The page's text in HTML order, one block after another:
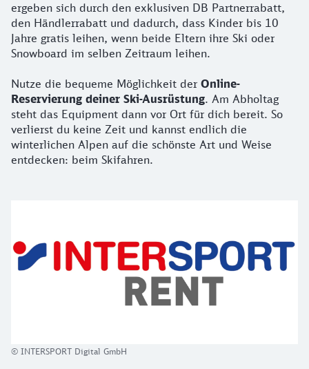
ergeben sich durch den exklusiven DB Partnerrabatt,
den Händlerrabatt und dadurch, dass Kinder bis 10
Jahre gratis leihen, wenn beide Eltern ihre Ski oder
Snowboard im selben Zeitraum leihen.
Nutze die bequeme Möglichkeit der Online-
Reservierung deiner Ski-Ausrüstung. Am Abholtag
steht das Equipment dann vor Ort für dich bereit. So
verlierst du keine Zeit und kannst endlich die
winterlichen Alpen auf die schönste Art und Weise
entdecken: beim Skifahren.
© INTERSPORT Digital GmbH